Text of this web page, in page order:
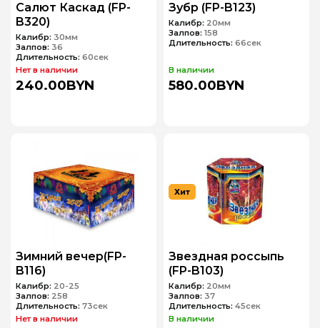
Салют Каскад (FP-
B320)
Калибр: 30мм
Залпов: 36
Длительность: 60сек
Нет в наличии
240.00BYN
Зубр (FP-B123)
Калибр: 20мм
Залпов: 158
Длительность: 66сек
В наличии
580.00BYN
Зимний вечер(FP-
B116)
Калибр: 20-25
Залпов: 258
Длительность: 73сек
Нет в наличии
Хит
Звездная россыпь
(FP-B103)
Калибр: 20мм
Залпов: 37
Длительность: 45сек
В наличии